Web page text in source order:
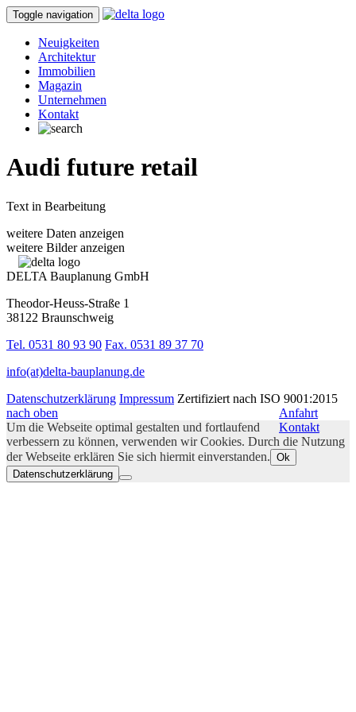
Toggle navigation
Neuigkeiten
Architektur
Immobilien
Magazin
Unternehmen
Kontakt
Audi future retail
Text in Bearbeitung
weitere Daten anzeigen
weitere Bilder anzeigen
DELTA Bauplanung GmbH
Theodor-Heuss-Straße 1
38122 Braunschweig
Tel. 0531 80 93 90 Fax. 0531 89 37 70
info(at)delta-bauplanung.de
Datenschutzerklärung Impressum Zertifiziert nach ISO 9001:2015
Anfahrt
Kontakt
nach oben
Um die Webseite optimal gestalten und fortlaufend
verbessern zu können, verwenden wir Cookies. Durch die Nutzung
der Webseite erklären Sie sich hiermit einverstanden. Ok
Datenschutzerklärung